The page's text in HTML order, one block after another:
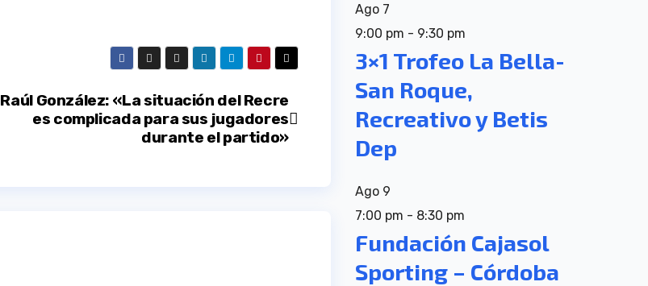
Raúl González: «La situación del Recre
es complicada para sus jugadores
durante el partido»
Ago 7
9:00 pm - 9:30 pm
3×1 Trofeo La Bella-
San Roque,
Recreativo y Betis
Dep
Ago 9
7:00 pm - 8:30 pm
Fundación Cajasol
Sporting – Córdoba